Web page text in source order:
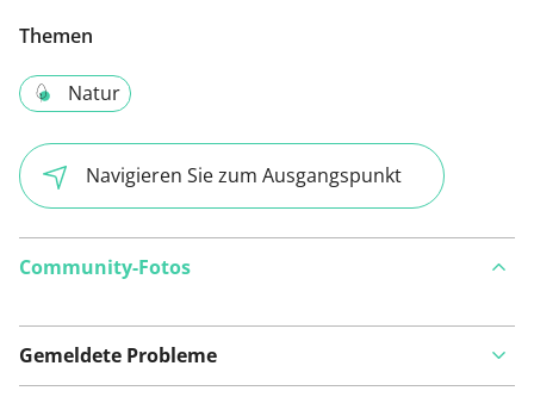
Themen
Natur
Navigieren Sie zum Ausgangspunkt
Community-Fotos
Gemeldete Probleme